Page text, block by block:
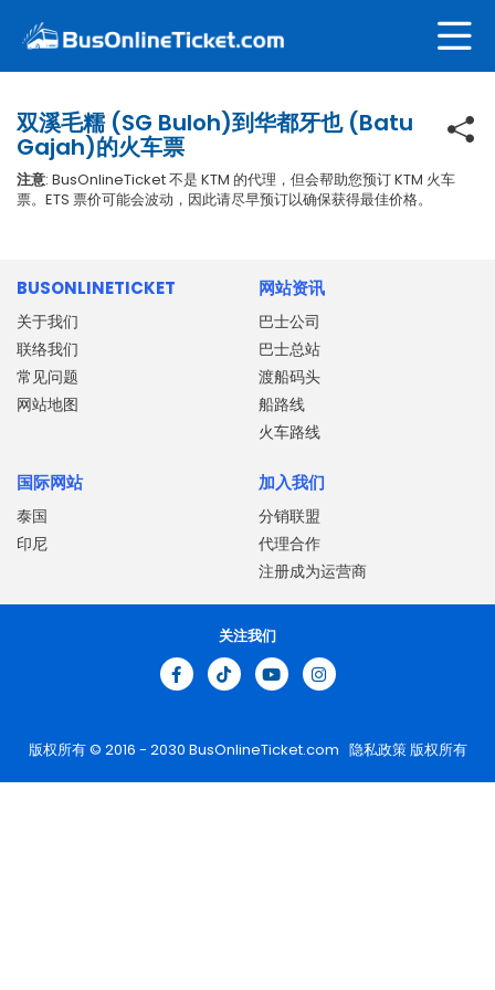
双溪毛糯 (SG Buloh)到华都牙也 (Batu
Gajah)的火车票
注意: BusOnlineTicket 不是 KTM 的代理，但会帮助您预订 KTM 火车
票。ETS 票价可能会波动，因此请尽早预订以确保获得最佳价格。
BUSONLINETICKET
关于我们
联络我们
常见问题
网站地图
网站资讯
巴士公司
巴士总站
渡船码头
船路线
火车路线
国际网站
泰国
印尼
加入我们
分销联盟
代理合作
注册成为运营商
版权所有 © 2016 - 2030 BusOnlineTicket.com 隐私政策版权所有
关注我们